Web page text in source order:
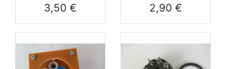
Prix
3,50 € Prix
2,90 €